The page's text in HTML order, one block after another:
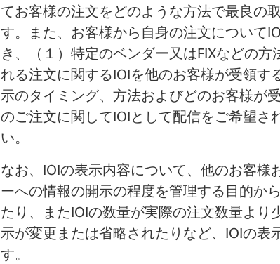
てお客様の注文をどのような方法で最良の
す。また、お客様から自身の注文について
き、（１）特定のベンダー又はFIXなどの
れる注文に関するIOIを他のお客様が受領
示のタイミング、方法およびどのお客様が
のご注文に関してIOIとして配信をご希望さ
い。
なお、IOIの表示内容について、他のお客様
ーへの情報の開示の程度を管理する目的か
たり、またIOIの数量が実際の注文数量よ
示が変更または省略されたりなど、IOIの表
す。